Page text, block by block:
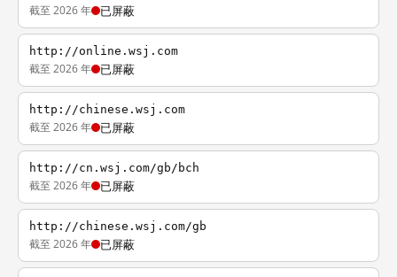
截至 2026 年 已屏蔽
http://online.wsj.com
截至 2026 年 已屏蔽
http://chinese.wsj.com
截至 2026 年 已屏蔽
http://cn.wsj.com/gb/bch
截至 2026 年 已屏蔽
http://chinese.wsj.com/gb
截至 2026 年 已屏蔽